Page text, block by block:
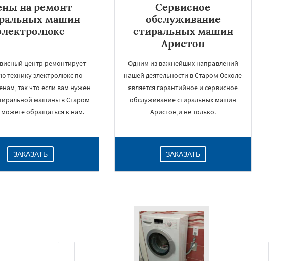
на ремонт
машин
центр ремонтирует
технику электролюкс по
так что если вам нужен
машины в Старом
можете обращаться к нам.
ЗАКАЗАТЬ
Сервисное
обслуживание
стиральных машин
Аристон
Одним из важнейших направлений
нашей деятельности в Старом Осколе
является гарантийное и сервисное
обслуживание стиральных машин
Аристон,и не только.
ЗАКАЗАТЬ
×
данных